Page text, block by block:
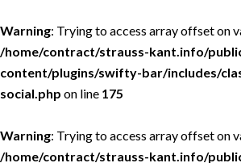
Warning: Trying to access array offset on
/home/contract/strauss-kant.info/
content/plugins/swifty-bar/includes/
social.php on line 175
Warning: Trying to access array offset on
/home/contract/strauss-kant.info/